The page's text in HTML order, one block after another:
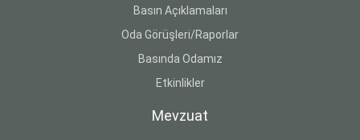
Basın Açıklamaları
Oda Görüşleri/Raporlar
Basında Odamız
Etkinlikler
Mevzuat